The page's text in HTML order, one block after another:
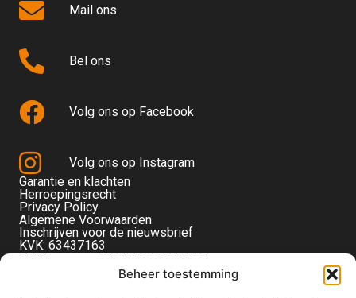
Beheer toestemming
Mail ons
Bel ons
Volg ons op Facebook
Volg ons op Instagram
Garantie en klachten
Herroepingsrecht
Privacy Policy
Algemene Voorwaarden
Inschrijven voor de nieuwsbrief
KVK: 63437163
BTW-nummer: NL85 5236097 B01
Monteverdistraat 56
2901KE Capelle aan den IJssel